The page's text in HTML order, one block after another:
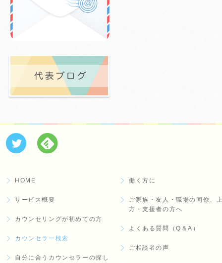
HOME
サービス概要
カウンセリングが初めての方
カウンセラー検索
自分に合うカウンセラーの探し
働く方に
ご家族・友人・職場の同僚、
方・支援者の方へ
よくある質問（Q＆A）
ご相談者の声